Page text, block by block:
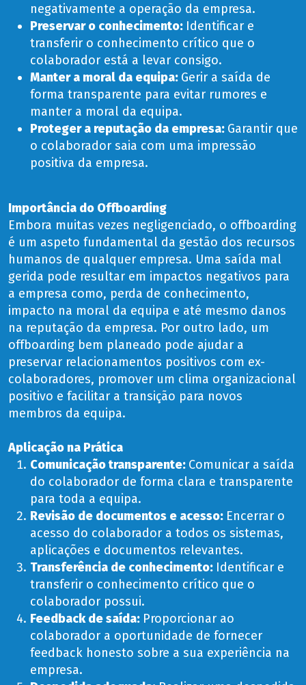
negativamente a operação da empresa.
Preservar o conhecimento: Identificar e
transferir o conhecimento crítico que o
colaborador está a levar consigo.
Manter a moral da equipa: Gerir a saída de
forma transparente para evitar rumores e
manter a moral da equipa.
Proteger a reputação da empresa: Garantir que
o colaborador saia com uma impressão
positiva da empresa.
Importância do Offboarding
Embora muitas vezes negligenciado, o offboarding
é um aspeto fundamental da gestão dos recursos
humanos de qualquer empresa. Uma saída mal
gerida pode resultar em impactos negativos para
a empresa como, perda de conhecimento,
impacto na moral da equipa e até mesmo danos
na reputação da empresa. Por outro lado, um
offboarding bem planeado pode ajudar a
preservar relacionamentos positivos com ex-
colaboradores, promover um clima organizacional
positivo e facilitar a transição para novos
membros da equipa.
Aplicação na Prática
Comunicação transparente: Comunicar a saída
do colaborador de forma clara e transparente
para toda a equipa.
Revisão de documentos e acesso: Encerrar o
acesso do colaborador a todos os sistemas,
aplicações e documentos relevantes.
Transferência de conhecimento: Identificar e
transferir o conhecimento crítico que o
colaborador possui.
Feedback de saída: Proporcionar ao
colaborador a oportunidade de fornecer
feedback honesto sobre a sua experiência na
empresa.